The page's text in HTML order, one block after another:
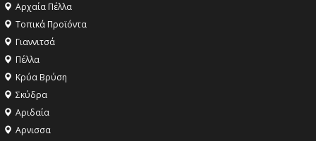
Αρχαία Πέλλα
Τοπικά Προϊόντα
Γιαννιτσά
Πέλλα
Κρύα Βρύση
Σκύδρα
Αριδαία
Aρνισσα